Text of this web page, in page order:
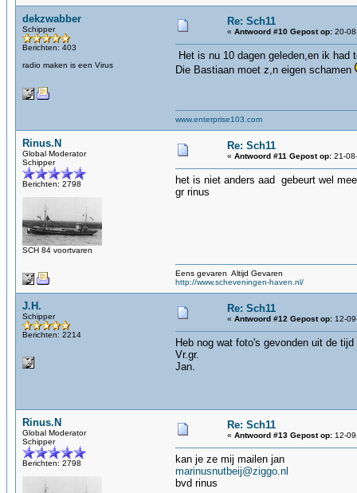
dekzwabber
Schipper
Berichten: 403
radio maken is een Virus
Re: Sch11
« Antwoord #10 Gepost op: 20-
Het is nu 10 dagen geleden,en ik
Die Bastiaan moet z,n eigen schamen
www.enterprise103.com
Rinus.N
Global Moderator
Schipper
Berichten: 2798
SCH 84 voortvaren
Re: Sch11
« Antwoord #11 Gepost op: 21-
het is niet anders aad gebeurt wel
gr rinus
Eens gevaren Altijd Gevaren
http://www.scheveningen-haven.nl/
J.H.
Schipper
Berichten: 2214
Re: Sch11
« Antwoord #12 Gepost op: 12-
Heb nog wat foto's gevonden uit de
Vr.gr.
Jan.
Rinus.N
Global Moderator
Schipper
Berichten: 2798
Re: Sch11
« Antwoord #13 Gepost op: 12-
kan je ze mij mailen jan
marinusnutbeij@ziggo.nl
bvd rinus